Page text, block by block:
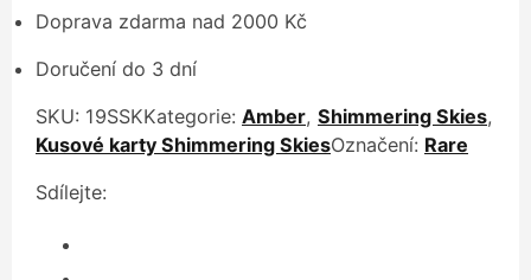
Princess
Doprava zdarma nad 2000 Kč
Doručení do 3 dní
SKU: 19SSKKategorie: Amber, Shimmering Skies,
Kusové karty Shimmering SkiesOznačení: Rare
Sdílejte: